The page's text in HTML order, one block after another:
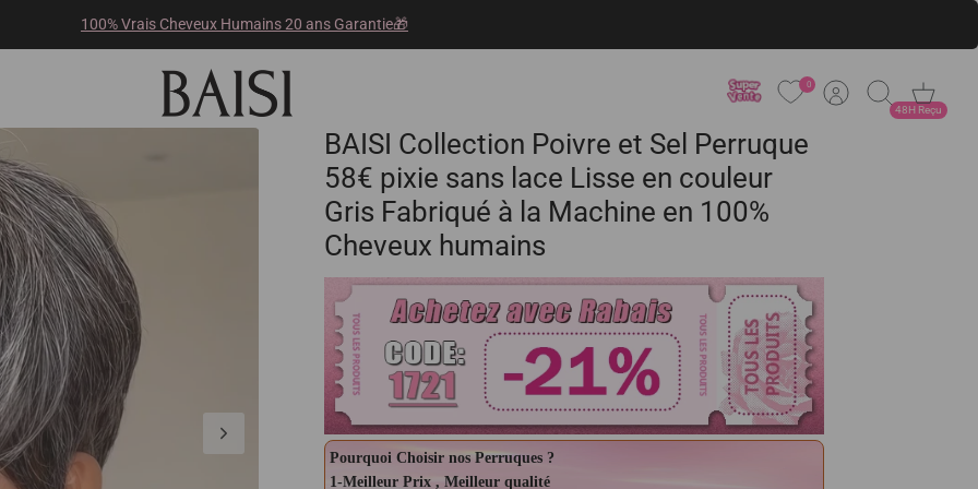
100% Vrais Cheveux Humains 20 ans Garantie🎁
48H Reçu
0
CompteRecherchePanier
BAISI Collection Poivre et Sel Perruque
58€ pixie sans lace Lisse en couleur
Gris Fabriqué à la Machine en 100%
Cheveux humains
Pourquoi Choisir nos Perruques ?
1-Meilleur Prix , Meilleur qualité